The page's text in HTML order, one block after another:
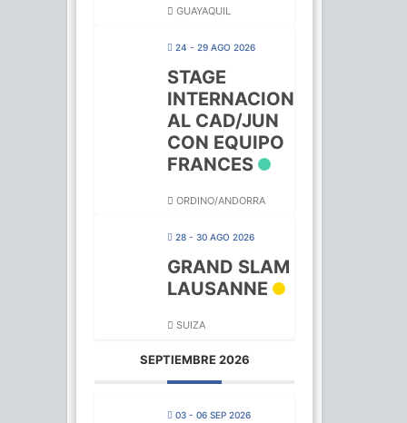
GUAYAQUIL
24 - 29 AGO 2026
STAGE
INTERNACION
AL CAD/JUN
CON EQUIPO
FRANCES
ORDINO/ANDORRA
28 - 30 AGO 2026
GRAND SLAM
LAUSANNE
SUIZA
SEPTIEMBRE 2026
03 - 06 SEP 2026